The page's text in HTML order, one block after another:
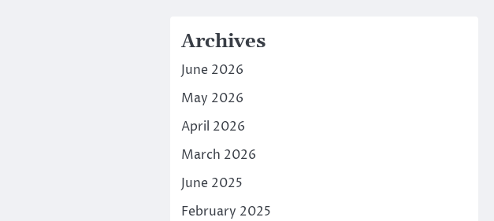
Archives
June 2026
May 2026
April 2026
March 2026
June 2025
February 2025